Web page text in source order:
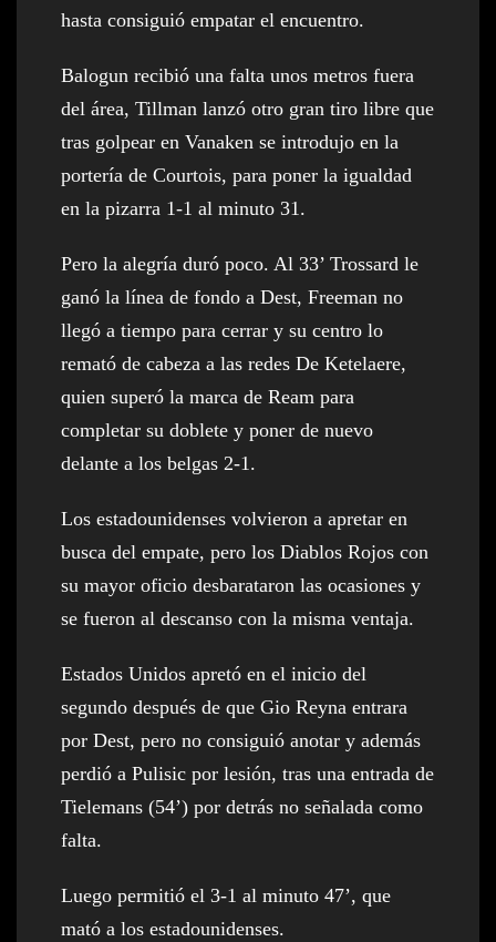
hasta consiguió empatar el encuentro.
Balogun recibió una falta unos metros fuera
del área, Tillman lanzó otro gran tiro libre que
tras golpear en Vanaken se introdujo en la
portería de Courtois, para poner la igualdad
en la pizarra 1-1 al minuto 31.
Pero la alegría duró poco. Al 33’ Trossard le
ganó la línea de fondo a Dest, Freeman no
llegó a tiempo para cerrar y su centro lo
remató de cabeza a las redes De Ketelaere,
quien superó la marca de Ream para
completar su doblete y poner de nuevo
delante a los belgas 2-1.
Los estadounidenses volvieron a apretar en
busca del empate, pero los Diablos Rojos con
su mayor oficio desbarataron las ocasiones y
se fueron al descanso con la misma ventaja.
Estados Unidos apretó en el inicio del
segundo después de que Gio Reyna entrara
por Dest, pero no consiguió anotar y además
perdió a Pulisic por lesión, tras una entrada de
Tielemans (54’) por detrás no señalada como
falta.
Luego permitió el 3-1 al minuto 47’, que
mató a los estadounidenses.